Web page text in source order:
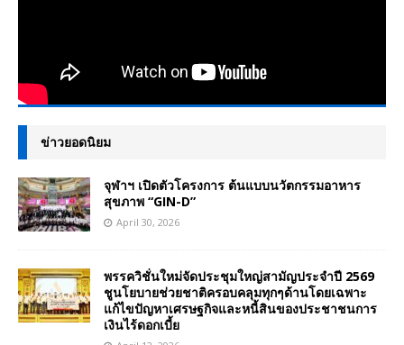
ข่าวยอดนิยม
จุฬาฯ เปิดตัวโครงการ ต้นแบบนวัตกรรมอาหาร
สุขภาพ “GIN-D”
April 30, 2026
พรรควิชั่นใหม่จัดประชุมใหญ่สามัญประจำปี 2569
ชูนโยบายช่วยชาติครอบคลุมทุกๆด้านโดยเฉพาะ
แก้ไขปัญหาเศรษฐกิจและหนี้สินของประชาชนการ
เงินไร้ดอกเบี้ย